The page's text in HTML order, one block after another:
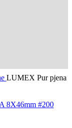
LUMEX Pur pjena
8X46mm #200